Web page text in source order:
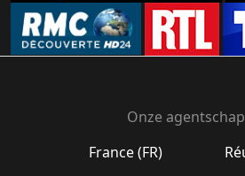
Onze
France (FR)